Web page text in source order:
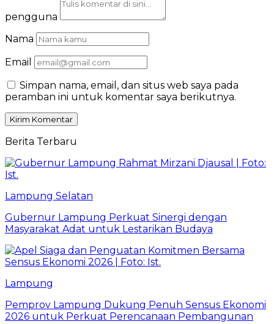
pengguna
Nama
Email
Simpan nama, email, dan situs web saya pada
peramban ini untuk komentar saya berikutnya.
Berita Terbaru
Lampung Selatan
Gubernur Lampung Perkuat Sinergi dengan
Masyarakat Adat untuk Lestarikan Budaya
Lampung
Pemprov Lampung Dukung Penuh Sensus Ekonomi
2026 untuk Perkuat Perencanaan Pembangunan